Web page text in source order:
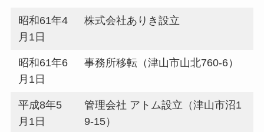
昭和61年4
月1日
株式会社ありき設立
昭和61年6
月1日
事務所移転（津山市山北760-6）
平成8年5
月1日
管理会社 アトム設立（津山市沼1
9-15）